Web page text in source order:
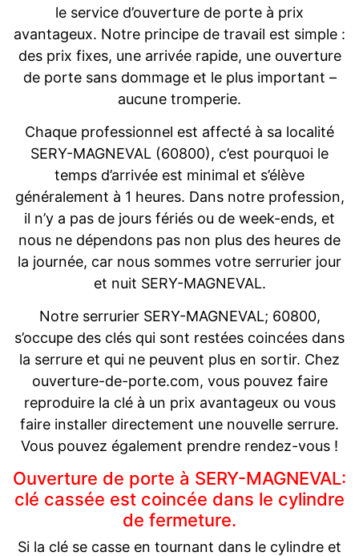
le service d’ouverture de porte à prix
avantageux. Notre principe de travail est simple :
des prix fixes, une arrivée rapide, une ouverture
de porte sans dommage et le plus important –
aucune tromperie.
Chaque professionnel est affecté à sa localité
SERY-MAGNEVAL (60800), c’est pourquoi le
temps d’arrivée est minimal et s’élève
généralement à 1 heures. Dans notre profession,
il n’y a pas de jours fériés ou de week-ends, et
nous ne dépendons pas non plus des heures de
la journée, car nous sommes votre serrurier jour
et nuit SERY-MAGNEVAL.
Notre serrurier SERY-MAGNEVAL; 60800,
s’occupe des clés qui sont restées coincées dans
la serrure et qui ne peuvent plus en sortir. Chez
ouverture-de-porte.com, vous pouvez faire
reproduire la clé à un prix avantageux ou vous
faire installer directement une nouvelle serrure.
Vous pouvez également prendre rendez-vous !
Ouverture de porte à SERY-MAGNEVAL:
clé cassée est coincée dans le cylindre
de fermeture.
Si la clé se casse en tournant dans le cylindre et